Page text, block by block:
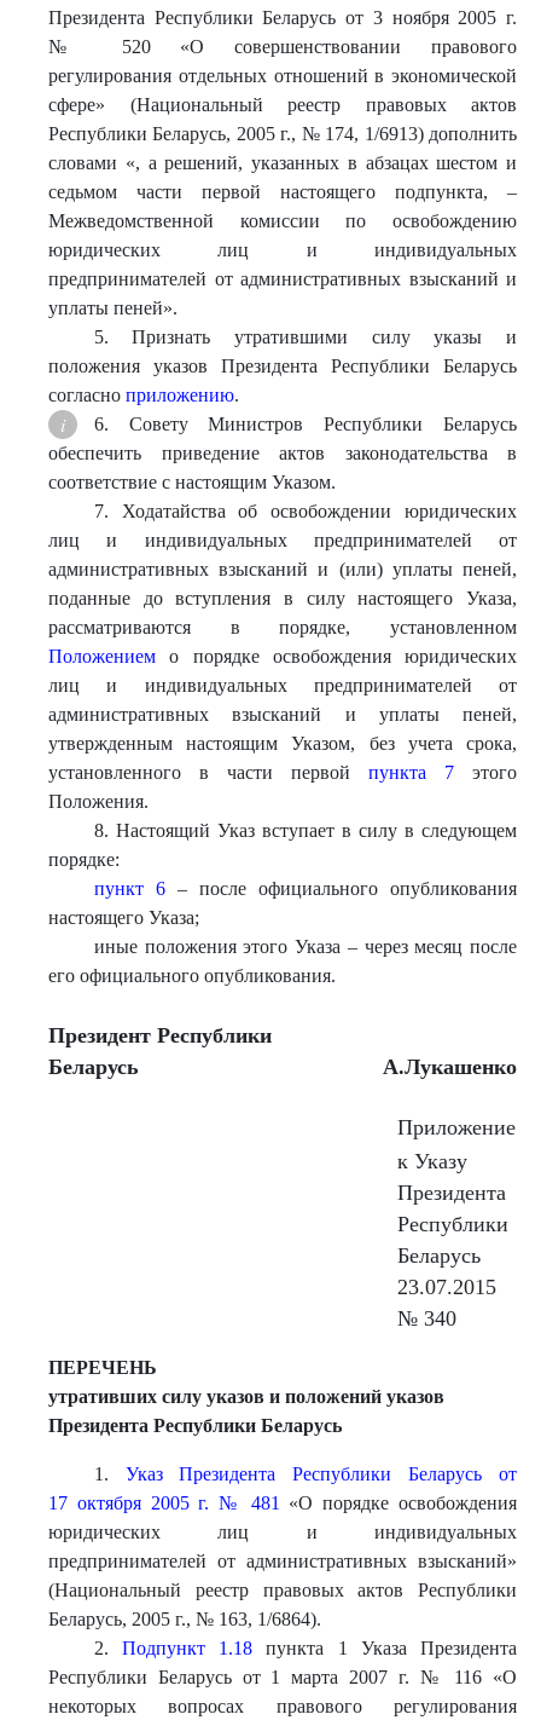
Президента Республики Беларусь от 3 ноября 2005 г.
№ 520 «О совершенствовании правового
регулирования отдельных отношений в экономической
сфере» (Национальный реестр правовых актов
Республики Беларусь, 2005 г., № 174, 1/6913) дополнить
словами «, а решений, указанных в абзацах шестом и
седьмом части первой настоящего подпункта, –
Межведомственной комиссии по освобождению
юридических лиц и индивидуальных
предпринимателей от административных взысканий и
уплаты пеней».
5. Признать утратившими силу указы и
положения указов Президента Республики Беларусь
согласно приложению.
6. Совету Министров Республики Беларусь
обеспечить приведение актов законодательства в
соответствие с настоящим Указом.
7. Ходатайства об освобождении юридических
лиц и индивидуальных предпринимателей от
административных взысканий и (или) уплаты пеней,
поданные до вступления в силу настоящего Указа,
рассматриваются в порядке, установленном
Положением о порядке освобождения юридических
лиц и индивидуальных предпринимателей от
административных взысканий и уплаты пеней,
утвержденным настоящим Указом, без учета срока,
установленного в части первой пункта 7 этого
Положения.
8. Настоящий Указ вступает в силу в следующем
порядке:
пункт 6– после официального опубликования
настоящего Указа;
иные положения этого Указа – через месяц после
его официального опубликования.
Президент Республики
Беларусь
А.Лукашенко
Приложение
к Указу
Президента
Республики
Беларусь
23.07.2015
№ 340
ПЕРЕЧЕНЬ
утративших силу указов и положений указов
Президента Республики Беларусь
1. Указ Президента Республики Беларусь от
17 октября 2005 г. № 481
«О порядке освобождения
юридических лиц и индивидуальных
предпринимателей от административных взысканий»
(Национальный реестр правовых актов Республики
Беларусь, 2005 г., № 163, 1/6864).
2. Подпункт 1.18 пункта 1 Указа Президента
Республики Беларусь от 1 марта 2007 г. № 116 «О
некоторых вопросах правового регулирования